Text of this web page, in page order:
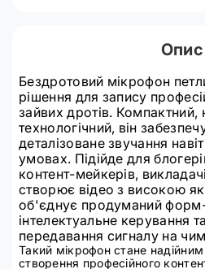
Опис
Бездротовий мікрофон
рішення для запису
зайвих дротів. Компактний,
технологічний, він
деталізоване звучання
умовах. Підійде для
контент-мейкерів,
створює відео з високою
об'єднує продуманий
інтелектуальне керування
передавання сигналу на
Такий мікрофон стане
створення професійного